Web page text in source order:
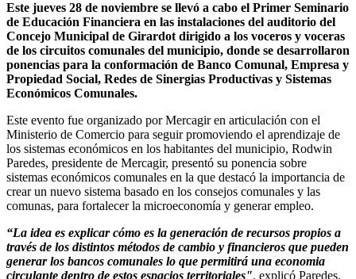
Este jueves 28 de noviembre se llevó a cabo el Primer Seminario
de Educación Financiera en las instalaciones del auditorio del
Concejo Municipal de Girardot dirigido a los voceros y voceras
de los circuitos comunales del municipio, donde se desarrollaron
ponencias para la conformación de Banco Comunal, Empresa y
Propiedad Social, Redes de Sinergias Productivas y Sistemas
Económicos Comunales.
Este evento fue organizado por Mercagir en articulación con el
Ministerio de Comercio para seguir promoviendo el aprendizaje de
los sistemas económicos en los habitantes del municipio, Rodwin
Paredes, presidente de Mercagir, presentó su ponencia sobre
sistemas económicos comunales en la que destacó la importancia de
crear un nuevo sistema basado en los consejos comunales y las
comunas, para fortalecer la microeconomía y generar empleo.
“La idea es explicar cómo es la generación de recursos propios a
través de los distintos métodos de cambio y financieros que pueden
generar los bancos comunales lo que permitirá una economia
circulante dentro de estos espacios territoriales", explicó Paredes.